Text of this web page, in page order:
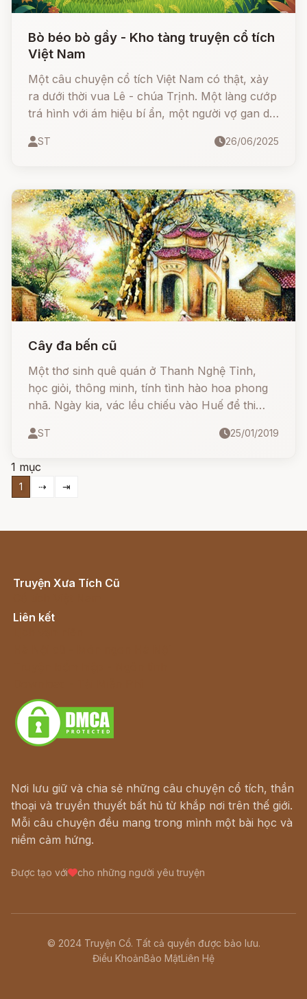
Bò béo bò gầy - Kho tàng truyện cổ tích
Việt Nam
Một câu chuyện cổ tích Việt Nam có thật, xảy
ra dưới thời vua Lê - chúa Trịnh. Một làng cướp
trá hình với ám hiệu bí ẩn, một người vợ gan dạ
quét lớn chưa từng có trong lịch sử do chính
ST 26/06/2025
Cây đa bến cũ
Một thơ sinh quê quán ở Thanh Nghệ Tỉnh,
học giỏi, thông minh, tính tình hào hoa phong
nhã. Ngày kia, vác lều chiếu vào Huế để thi
Quảng Trị, Thừa Thiên thì chàng gặp một cô lái
nàng.
ST 25/01/2019
1 mục
1 ⇢ ⇥
Truyện Xưa Tích Cũ
Liên kết
Nơi lưu giữ và chia sẻ những câu chuyện cổ tích, thần
thoại và truyền thuyết bất hủ từ khắp nơi trên thế giới.
Mỗi câu chuyện đều mang trong mình một bài học và
niềm cảm hứng.
Được tạo với cho những người yêu truyện
© 2024 Truyện Cổ. Tất cả quyền được bảo lưu.
Điều KhoảnBảo MậtLiên Hệ